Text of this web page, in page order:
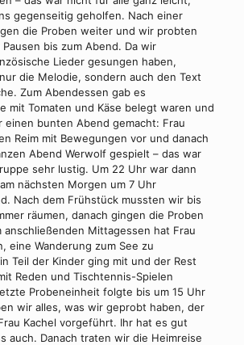
gegenseitig geholfen. Nach einer
die Proben weiter und wir probten
bis zum Abend. Da wir
Lieder gesungen haben,
die Melodie, sondern auch den Text
Zum Abendessen gab es
mit Tomaten und Käse belegt waren und
einen bunten Abend gemacht: Frau
Reim mit Bewegungen vor und danach
Abend Werwolf gespielt – das war
sehr lustig. Um 22 Uhr war dann
nächsten Morgen um 7 Uhr
Nach dem Frühstück mussten wir bis
räumen, danach gingen die Proben
anschließenden Mittagessen hat Frau
eine Wanderung zum See zu
Teil der Kinder ging mit und der Rest
Reden und Tischtennis-Spielen
Probeneinheit folgte bis um 15 Uhr
wir alles, was wir geprobt haben, der
Kachel vorgeführt. Ihr hat es gut
auch. Danach traten wir die Heimreise